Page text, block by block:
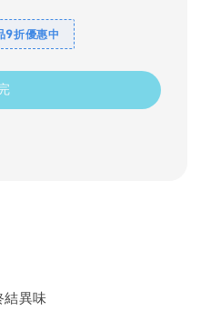
9折優惠中
異味